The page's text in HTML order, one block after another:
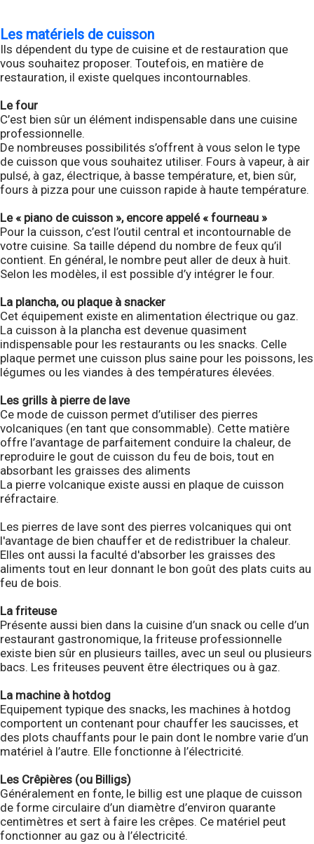
Les matériels de cuisson
Ils dépendent du type de cuisine et de restauration que
vous souhaitez proposer. Toutefois, en matière de
restauration, il existe quelques incontournables.
Le four
C’est bien sûr un élément indispensable dans une cuisine
professionnelle.
De nombreuses possibilités s’offrent à vous selon le type
de cuisson que vous souhaitez utiliser. Fours à vapeur, à air
pulsé, à gaz, électrique, à basse température, et, bien sûr,
fours à pizza pour une cuisson rapide à haute température.
Le « piano de cuisson », encore appelé « fourneau »
Pour la cuisson, c’est l’outil central et incontournable de
votre cuisine. Sa taille dépend du nombre de feux qu’il
contient. En général, le nombre peut aller de deux à huit.
Selon les modèles, il est possible d’y intégrer le four.
La plancha, ou plaque à snacker
Cet équipement existe en alimentation électrique ou gaz.
La cuisson à la plancha est devenue quasiment
indispensable pour les restaurants ou les snacks. Celle
plaque permet une cuisson plus saine pour les poissons, les
légumes ou les viandes à des températures élevées.
Les grills à pierre de lave
Ce mode de cuisson permet d’utiliser des pierres
volcaniques (en tant que consommable). Cette matière
offre l’avantage de parfaitement conduire la chaleur, de
reproduire le gout de cuisson du feu de bois, tout en
absorbant les graisses des aliments
La pierre volcanique existe aussi en plaque de cuisson
réfractaire.
Les pierres de lave sont des pierres volcaniques qui ont
l'avantage de bien chauffer et de redistribuer la chaleur.
Elles ont aussi la faculté d'absorber les graisses des
aliments tout en leur donnant le bon goût des plats cuits au
feu de bois.
La friteuse
Présente aussi bien dans la cuisine d’un snack ou celle d’un
restaurant gastronomique, la friteuse professionnelle
existe bien sûr en plusieurs tailles, avec un seul ou plusieurs
bacs. Les friteuses peuvent être électriques ou à gaz.
La machine à hotdog
Equipement typique des snacks, les machines à hotdog
comportent un contenant pour chauffer les saucisses, et
des plots chauffants pour le pain dont le nombre varie d’un
matériel à l’autre. Elle fonctionne à l’électricité.
Les Crêpières (ou Billigs)
Généralement en fonte, le billig est une plaque de cuisson
de forme circulaire d’un diamètre d’environ quarante
centimètres et sert à faire les crêpes. Ce matériel peut
fonctionner au gaz ou à l’électricité.